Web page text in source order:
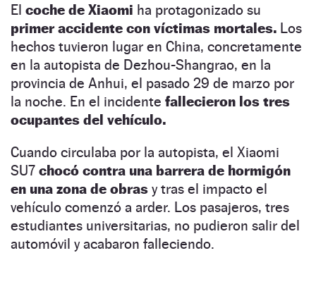
El coche de Xiaomi ha protagonizado su
primer accidente con víctimas mortales. Los
hechos tuvieron lugar en China, concretamente
en la autopista de Dezhou-Shangrao, en la
provincia de Anhui, el pasado 29 de marzo por
la noche. En el incidente fallecieron los tres
ocupantes del vehículo.
Cuando circulaba por la autopista, el Xiaomi
SU7 chocó contra una barrera de hormigón
en una zona de obras y tras el impacto el
vehículo comenzó a arder. Los pasajeros, tres
estudiantes universitarias, no pudieron salir del
automóvil y acabaron falleciendo.